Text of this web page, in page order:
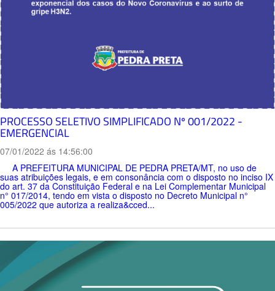
PROCESSO SELETIVO SIMPLIFICADO Nº 001/2022 -
EMERGENCIAL
07/01/2022 ás 14:56:00
A PREFEITURA MUNICIPAL DE PEDRA PRETA/MT, no uso de
suas atribuições legais, e em consonância com o disposto no inciso IX
do art. 37 da Constituição Federal e na Lei Complementar Municipal
n° 017/2014, tendo em vista o disposto no Decreto Municipal n°
005/2022 que autoriza a realiza&cced...